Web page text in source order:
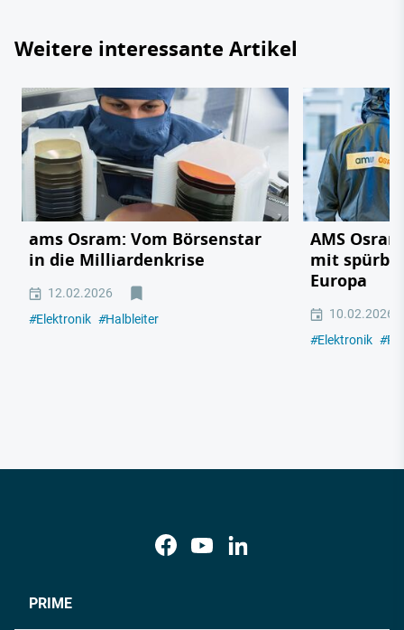
Weitere interessante Artikel
ams Osram: Vom Börsenstar
in die Milliardenkrise
12.02.2026
#Elektronik #Halbleiter
AMS
mit
Europa
10.02.2026
#Elektronik #
PRIME